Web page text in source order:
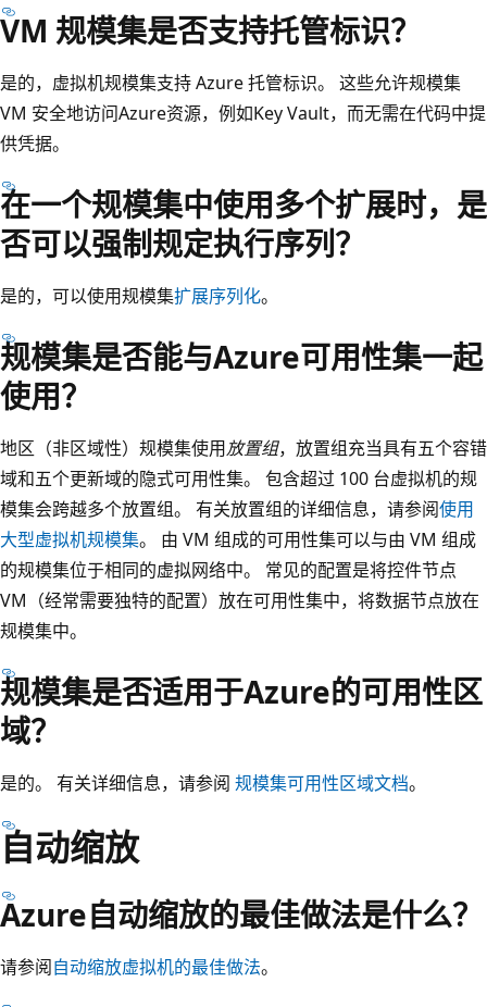
VM 规模集是否支持托管标识？
是的，虚拟机规模集支持 Azure 托管标识。 这些允许规模集
VM 安全地访问Azure资源，例如Key Vault，而无需在代码中提
供凭据。
在一个规模集中使用多个扩展时，是
否可以强制规定执行序列？
是的，可以使用规模集扩展序列化。
规模集是否能与Azure可用性集一起
使用？
地区（非区域性）规模集使用放置组，放置组充当具有五个容错
域和五个更新域的隐式可用性集。 包含超过 100 台虚拟机的规
模集会跨越多个放置组。 有关放置组的详细信息，请参阅使用
大型虚拟机规模集。 由 VM 组成的可用性集可以与由 VM 组成
的规模集位于相同的虚拟网络中。 常见的配置是将控件节点
VM（经常需要独特的配置）放在可用性集中，将数据节点放在
规模集中。
规模集是否适用于Azure的可用性区
域？
是的。 有关详细信息，请参阅 规模集可用性区域文档。
自动缩放
Azure自动缩放的最佳做法是什么？
请参阅自动缩放虚拟机的最佳做法。